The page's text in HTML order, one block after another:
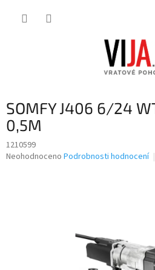
SOMFY J406 6/24
0,5M
1210599
Průměrné
Neohodnoceno Podrobnosti hodnocení